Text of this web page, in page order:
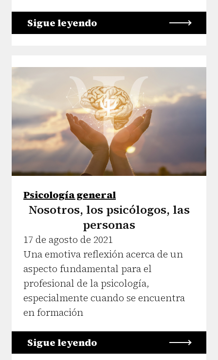
Sigue leyendo
Psicología general
Nosotros, los psicólogos, las
personas
17 de agosto de 2021
Una emotiva reflexión acerca de un
aspecto fundamental para el
profesional de la psicología,
especialmente cuando se encuentra
en formación
Sigue leyendo